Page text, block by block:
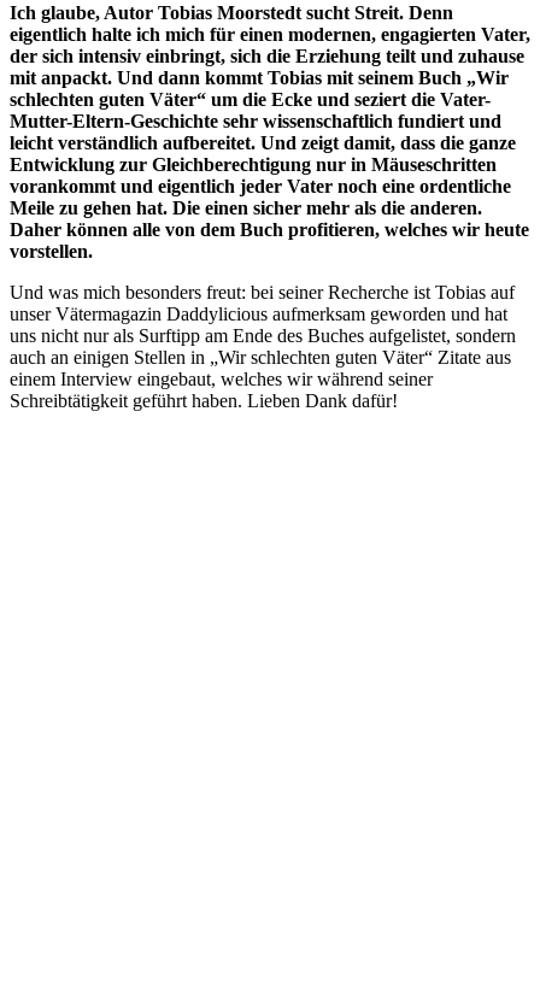
Ich glaube, Autor Tobias Moorstedt sucht Streit. Denn
eigentlich halte ich mich für einen modernen, engagierten Vater,
der sich intensiv einbringt, sich die Erziehung teilt und zuhause
mit anpackt. Und dann kommt Tobias mit seinem Buch „Wir
schlechten guten Väter“ um die Ecke und seziert die Vater-
Mutter-Eltern-Geschichte sehr wissenschaftlich fundiert und
leicht verständlich aufbereitet. Und zeigt damit, dass die ganze
Entwicklung zur Gleichberechtigung nur in Mäuseschritten
vorankommt und eigentlich jeder Vater noch eine ordentliche
Meile zu gehen hat. Die einen sicher mehr als die anderen.
Daher können alle von dem Buch profitieren, welches wir heute
vorstellen.
Und was mich besonders freut: bei seiner Recherche ist Tobias auf
unser Vätermagazin Daddylicious aufmerksam geworden und hat
uns nicht nur als Surftipp am Ende des Buches aufgelistet, sondern
auch an einigen Stellen in „Wir schlechten guten Väter“ Zitate aus
einem Interview eingebaut, welches wir während seiner
Schreibtätigkeit geführt haben. Lieben Dank dafür!